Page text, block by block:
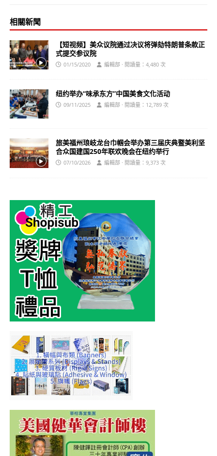
相關新聞
【短视频】美众议院通过决议将弹劾特朗普条款正
式提交参议院
01/15/2020 編輯部 · 閱讀量：4,480 次
纽约举办“味承东方”中国美食文化活动
09/11/2025 編輯部 · 閱讀量：12,789 次
旅美福州琅岐龙台巾帼会举办第三届庆典暨美利坚
合众国建国250年联欢晚会在纽约举行
07/10/2026 編輯部 · 閱讀量：9,373 次